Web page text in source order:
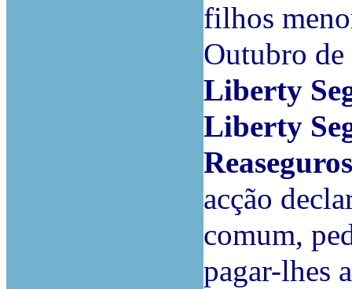
filhos
Outubro
Liberty
Liberty
acção
comum,
pagar-lhes